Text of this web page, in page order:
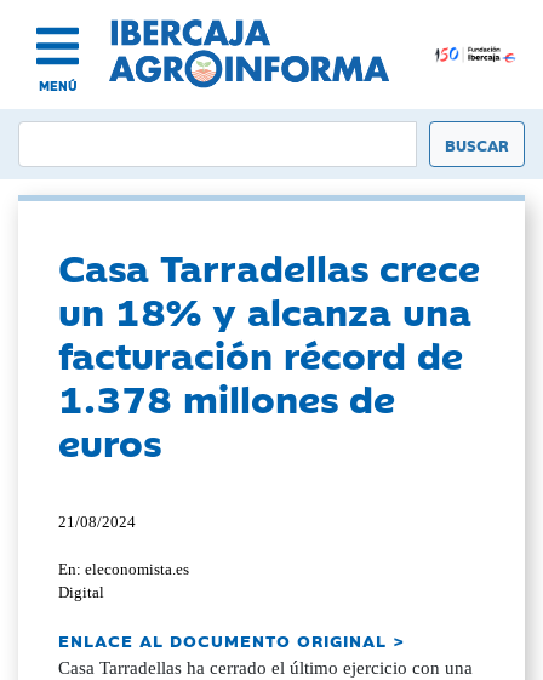
MENÚ
Casa Tarradellas crece
un 18% y alcanza una
facturación récord de
1.378 millones de
euros
21/08/2024
En: eleconomista.es
Digital
ENLACE AL DOCUMENTO ORIGINAL >
Casa Tarradellas ha cerrado el último ejercicio con una